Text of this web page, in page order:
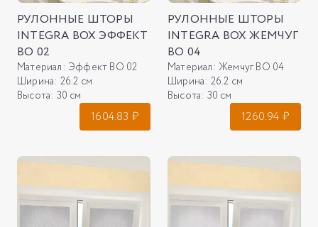
РУЛОННЫЕ ШТОРЫ
INTEGRA BOX ЭФФЕКТ
ВО 02
Материал: Эффект ВО 02
Ширина: 26.2 см
Высота: 30 см
1604.83 ₽
РУЛОННЫЕ ШТОРЫ
INTEGRA BOX ЖЕМЧУГ
ВО 04
Материал: Жемчуг ВО 04
Ширина: 26.2 см
Высота: 30 см
1260.94 ₽